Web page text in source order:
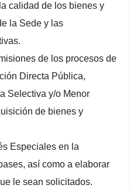
calidad de los bienes y
la Sede y las
de los procesos de
Directa Pública,
Selectiva y/o Menor
de bienes y
Especiales en la
así como a elaborar
le sean solicitados.